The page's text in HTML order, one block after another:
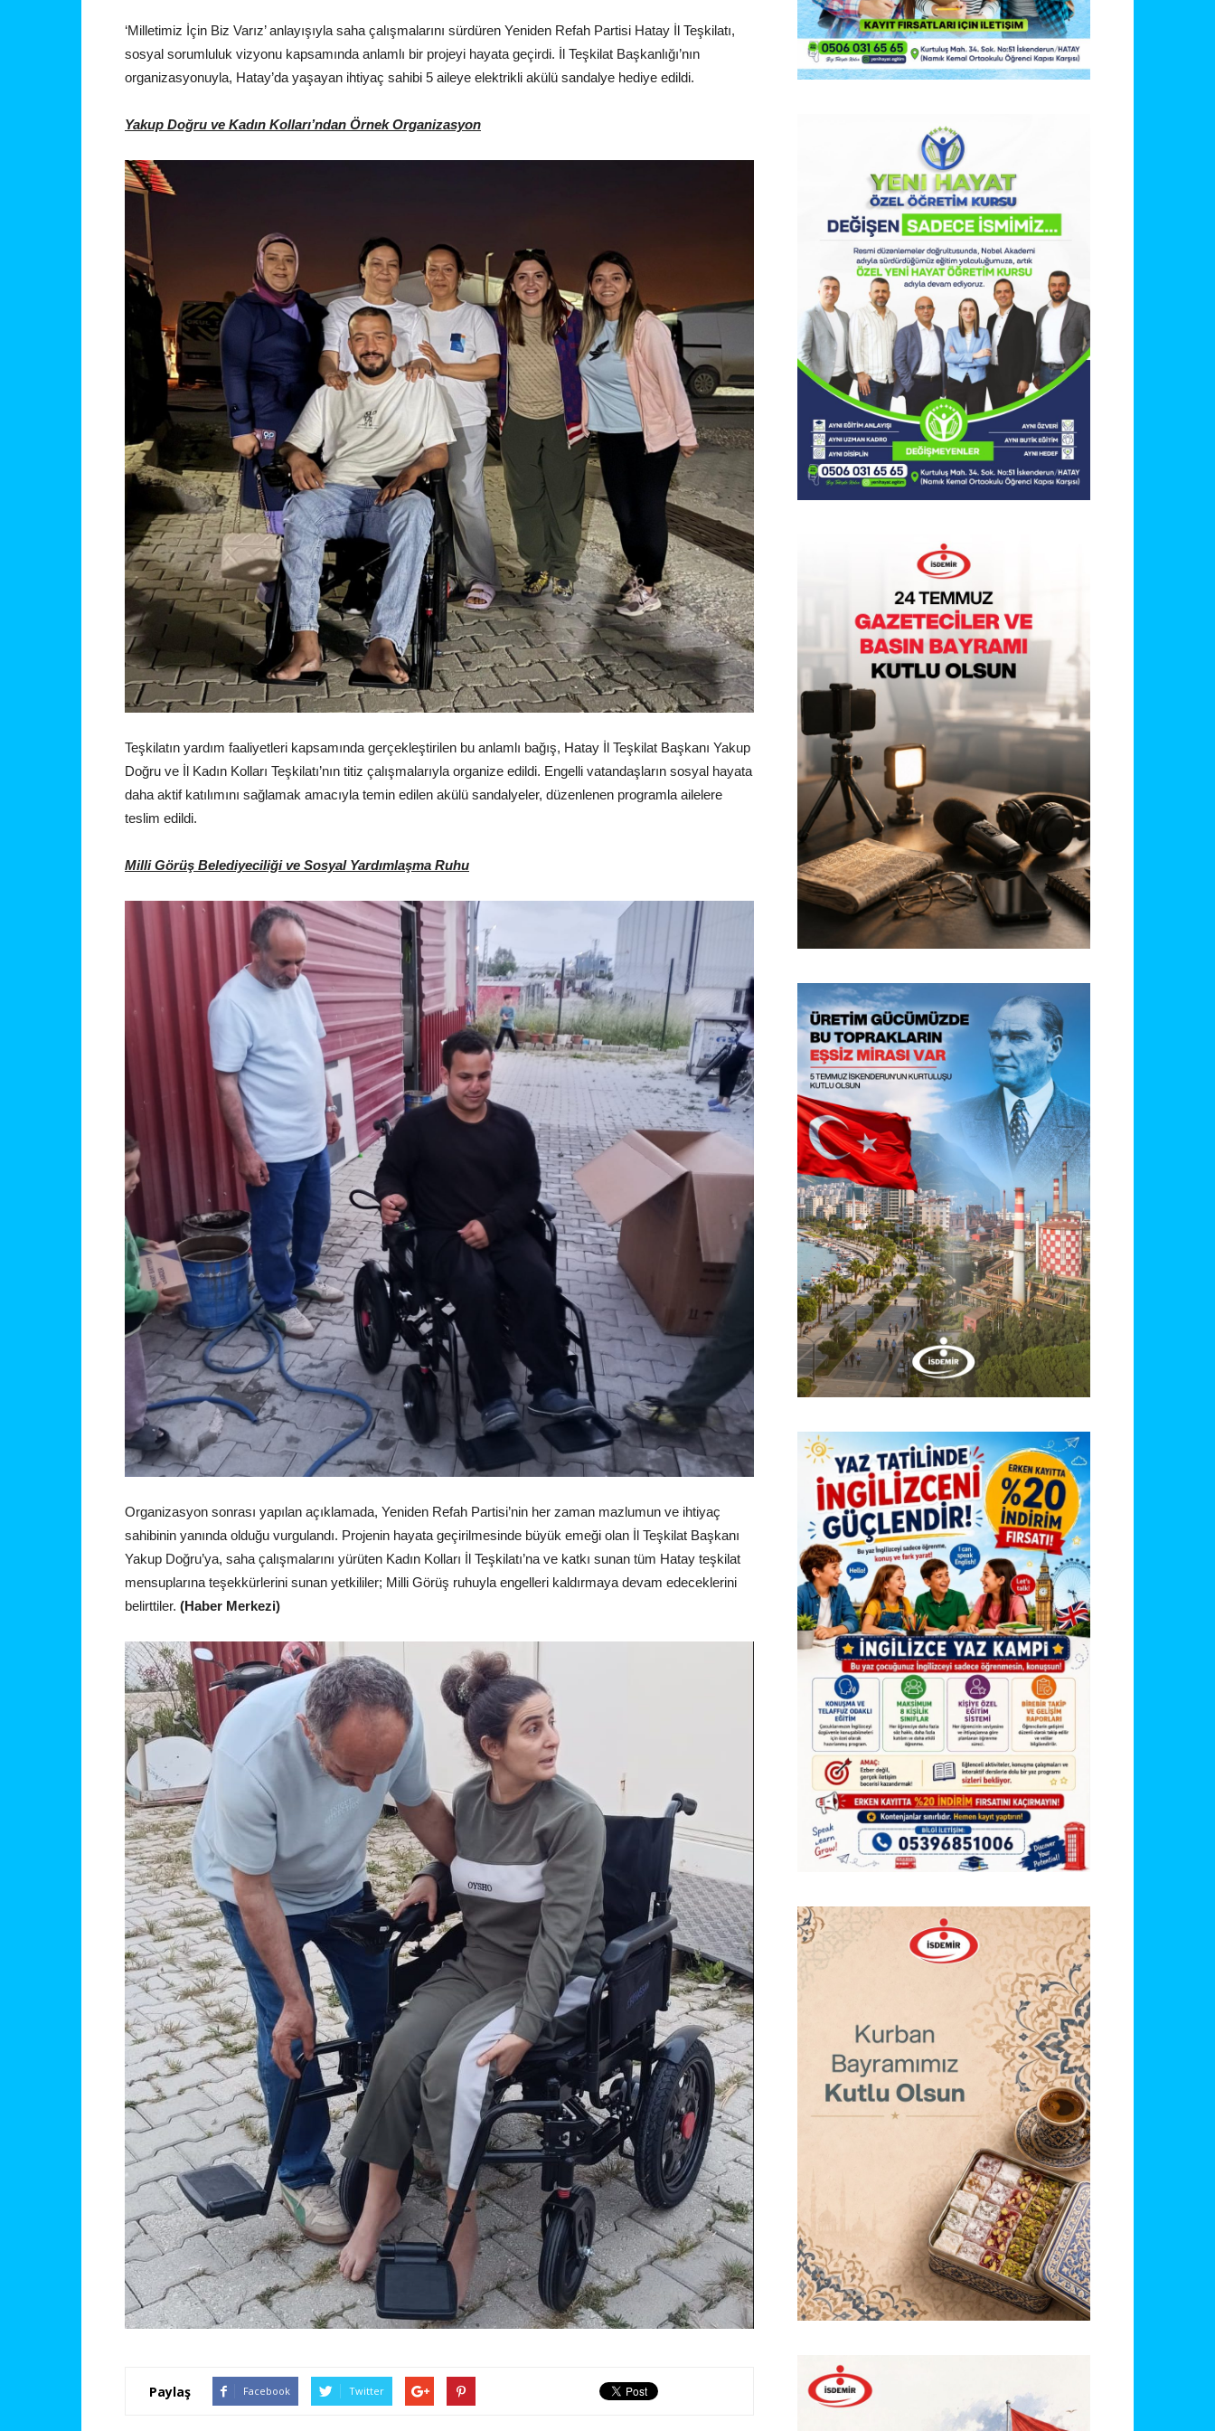
‘Milletimiz İçin Biz Varız’ anlayışıyla saha çalışmalarını sürdüren Yeniden Refah Partisi Hatay İl Teşkilatı,
sosyal sorumluluk vizyonu kapsamında anlamlı bir projeyi hayata geçirdi. İl Teşkilat Başkanlığı’nın
organizasyonuyla, Hatay’da yaşayan ihtiyaç sahibi 5 aileye elektrikli akülü sandalye hediye edildi.
Yakup Doğru ve Kadın Kolları’ndan Örnek Organizasyon
Teşkilatın yardım faaliyetleri kapsamında gerçekleştirilen bu anlamlı bağış, Hatay İl Teşkilat Başkanı Yakup
Doğru ve İl Kadın Kolları Teşkilatı’nın titiz çalışmalarıyla organize edildi. Engelli vatandaşların sosyal hayata
daha aktif katılımını sağlamak amacıyla temin edilen akülü sandalyeler, düzenlenen programla ailelere
teslim edildi.
Milli Görüş Belediyeciliği ve Sosyal Yardımlaşma Ruhu
Organizasyon sonrası yapılan açıklamada, Yeniden Refah Partisi’nin her zaman mazlumun ve ihtiyaç
sahibinin yanında olduğu vurgulandı. Projenin hayata geçirilmesinde büyük emeği olan İl Teşkilat Başkanı
Yakup Doğru’ya, saha çalışmalarını yürüten Kadın Kolları İl Teşkilatı’na ve katkı sunan tüm Hatay teşkilat
mensuplarına teşekkürlerini sunan yetkililer; Milli Görüş ruhuyla engelleri kaldırmaya devam edeceklerini
belirttiler. (Haber Merkezi)
Paylaş Facebook Twitter